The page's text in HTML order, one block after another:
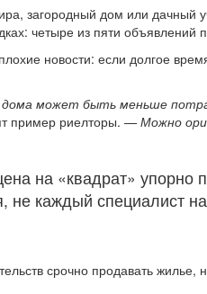
загородный дом или дачный
четыре из пяти объявлений
новости: если долгое
может быть меньше
пример риелторы. — Можно
на «квадрат» упорно
не каждый специалист
срочно продавать жилье,